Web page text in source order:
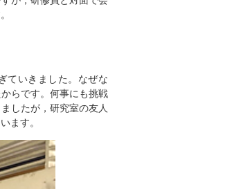
ていきました。なぜな
らです。何事にも挑戦
したが，研究室の友人
います。